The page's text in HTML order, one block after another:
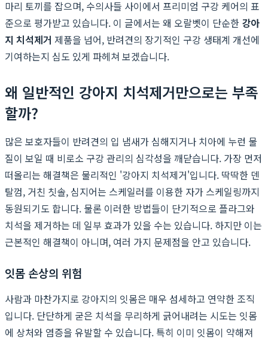
마리 토끼를 잡으며, 수의사들 사이에서 프리미엄 구강 케어의 표
준으로 평가받고 있습니다. 이 글에서는 왜 오랄벳이 단순한 강아
지 치석제거 제품을 넘어, 반려견의 장기적인 구강 생태계 개선에
기여하는지 심도 있게 파헤쳐 보겠습니다.
왜 일반적인 강아지 치석제거만으로는 부족
할까?
많은 보호자들이 반려견의 입 냄새가 심해지거나 치아에 누런 물
질이 보일 때 비로소 구강 관리의 심각성을 깨닫습니다. 가장 먼저
떠올리는 해결책은 물리적인 '강아지 치석제거'입니다. 딱딱한 덴
탈껌, 거친 칫솔, 심지어는 스케일러를 이용한 자가 스케일링까지
동원되기도 합니다. 물론 이러한 방법들이 단기적으로 플라그와
치석을 제거하는 데 일부 효과가 있을 수는 있습니다. 하지만 이는
근본적인 해결책이 아니며, 여러 가지 문제점을 안고 있습니다.
잇몸 손상의 위험
사람과 마찬가지로 강아지의 잇몸은 매우 섬세하고 연약한 조직
입니다. 단단하게 굳은 치석을 무리하게 긁어내려는 시도는 잇몸
에 상처와 염증을 유발할 수 있습니다. 특히 이미 잇몸이 약해져